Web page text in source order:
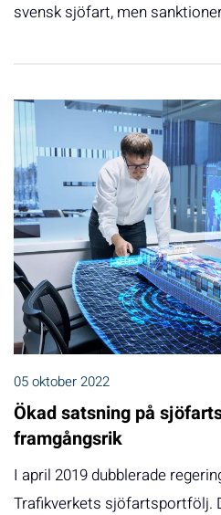
svensk sjöfart, men
05 oktober 2022
Ökad satsning på
framgångsrik
I april 2019 dubblerade
Trafikverkets sjöfartsportfölj.